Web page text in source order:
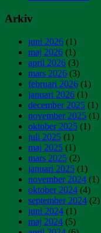
Arkiv
juni 2026 (1)
maj 2026 (1)
april 2026 (3)
mars 2026 (3)
februari 2026 (1)
januari 2026 (1)
december 2025 (1)
november 2025 (1)
oktober 2025 (1)
juli 2025 (1)
maj 2025 (1)
mars 2025 (2)
januari 2025 (1)
november 2024 (1)
oktober 2024 (4)
september 2024 (2)
juni 2024 (1)
maj 2024 (5)